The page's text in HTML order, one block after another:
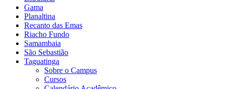
Gama
Planaltina
Recanto das Emas
Riacho Fundo
Samambaia
São Sebastião
Taguatinga
Sobre o Campus
Cursos